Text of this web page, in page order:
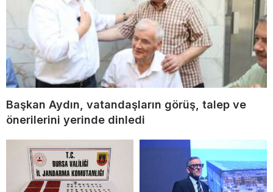
Başkan Aydın, vatandaşların görüş, talep ve
önerilerini yerinde dinledi